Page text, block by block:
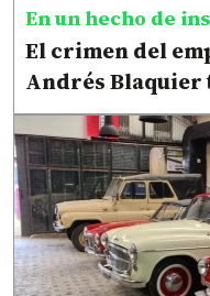
En un hecho de
El crimen del
Andrés Blaquier